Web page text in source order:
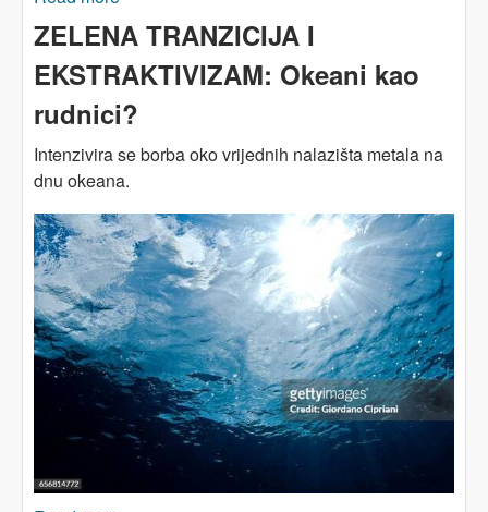
postaje li BiH jedan veliki evropski rudnik? (Dio
I)
ZELENA TRANZICIJA I
EKSTRAKTIVIZAM: Okeani kao
rudnici?
Intenzivira se borba oko vrijednih nalazišta metala na
dnu okeana.